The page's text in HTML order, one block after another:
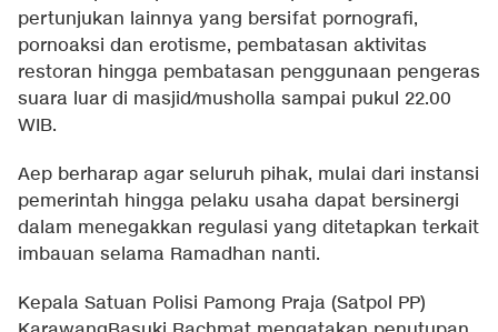
pertunjukan lainnya yang bersifat pornografi,
pornoaksi dan erotisme, pembatasan aktivitas
restoran hingga pembatasan penggunaan pengeras
suara luar di masjid/musholla sampai pukul 22.00
WIB.
Aep berharap agar seluruh pihak, mulai dari instansi
pemerintah hingga pelaku usaha dapat bersinergi
dalam menegakkan regulasi yang ditetapkan terkait
imbauan selama Ramadhan nanti.
Kepala Satuan Polisi Pamong Praja (Satpol PP)